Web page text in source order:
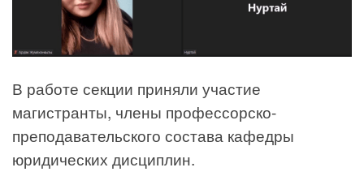
В работе секции приняли участие
магистранты, члены профессорско-
преподавательского состава кафедры
юридических дисциплин.